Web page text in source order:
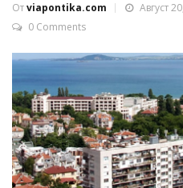
Отviapontika.com
Август
0 Comments